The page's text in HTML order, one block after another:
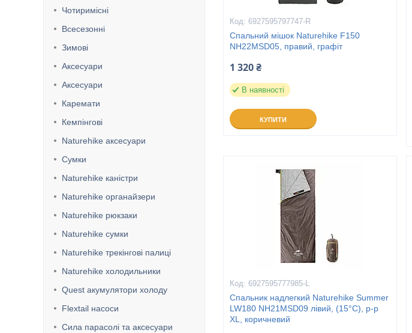
Чотиримісні
Всесезонні
Зимові
Аксесуари
Аксесуари
Каремати
Кемпінгові
Naturehike аксесуари
Сумки
Naturehike каністри
Naturehike органайзери
Naturehike рюкзаки
Naturehike сумки
Naturehike трекінгові палиці
Naturehike холодильники
Quest акумулятори холоду
Flextail насоси
Сила парасолі та аксесуари
6927595797747-R
Спальний мішок Naturehike F150
NH22MSD05, правий, графіт
1 320 ₴
В наявності
КУПИТИ
6927595777985-L
Спальник надлегкий Naturehike Summer
LW180 NH21MSD09 лівий, (15°C), p-p
XL, коричневий